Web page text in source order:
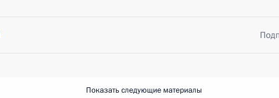
Показать следующие материалы